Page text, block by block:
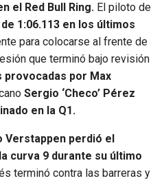
el Red Bull Ring. El piloto de
1:06.113 en los últimos
para colocarse al frente de
que terminó bajo revisión
provocadas por Max
Sergio ‘Checo’ Pérez
en la Q1.
Verstappen perdió el
curva 9 durante su último
terminó contra las barreras y